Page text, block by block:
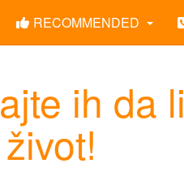
RECOMMENDED
ih da li